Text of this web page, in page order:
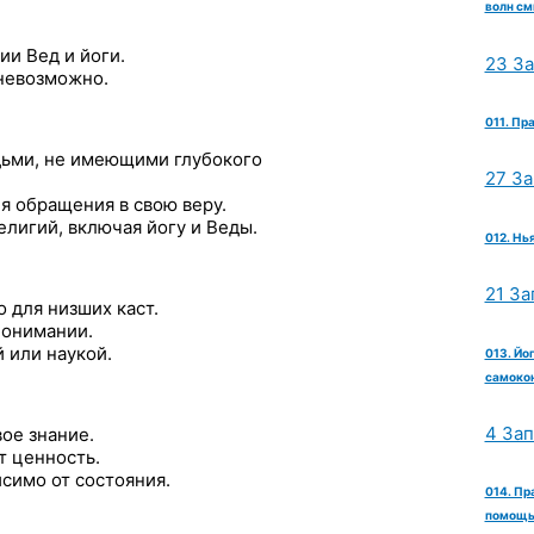
Вед и йоги.
не имеющими глубокого
обращения в свою веру.
включая йогу и Веды.
низших каст.
или наукой.
знание.
ценность.
от состояния.
волн
23
011.
27
012.
21
013.
4
014.
помощь